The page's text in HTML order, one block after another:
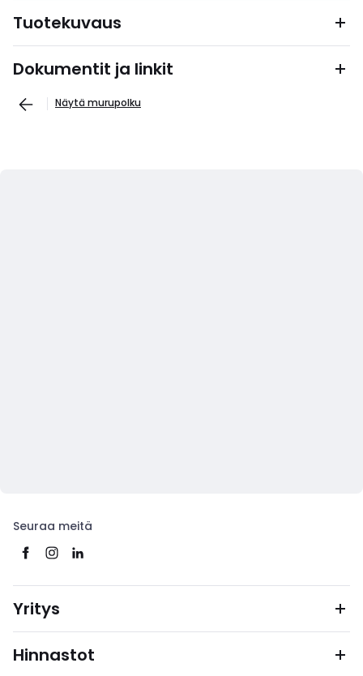
Tuotekuvaus
Dokumentit ja linkit
Näytä murupolku
Seuraa meitä
Yritys
Hinnastot